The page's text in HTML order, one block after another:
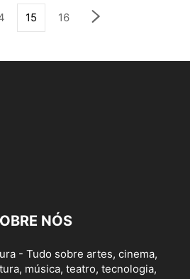
15 16
NÓS
- Tudo sobre artes, cinema,
música, teatro, tecnologia,